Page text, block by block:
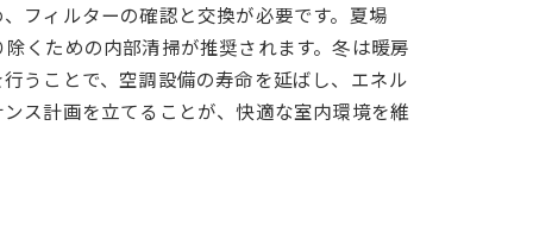
フィルターの確認と交換が必要です。夏場
くための内部清掃が推奨されます。冬は暖房
うことで、空調設備の寿命を延ばし、エネル
ス計画を立てることが、快適な室内環境を維